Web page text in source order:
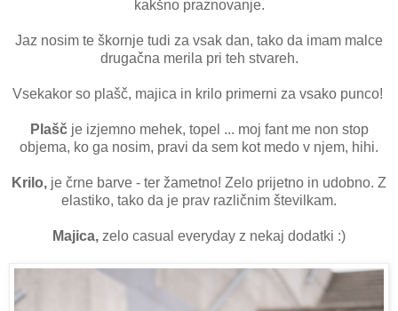
kakšno praznovanje.
Jaz nosim te škornje tudi za vsak dan, tako da imam malce
drugačna merila pri teh stvareh.
Vsekakor so plašč, majica in krilo primerni za vsako punco!
Plaščje izjemno mehek, topel ... moj fant me non stop
objema, ko ga nosim, pravi da sem kot medo v njem, hihi.
Krilo, je črne barve - ter žametno! Zelo prijetno in udobno. Z
elastiko, tako da je prav različnim številkam.
Majica, zelo casual everyday z nekaj dodatki :)